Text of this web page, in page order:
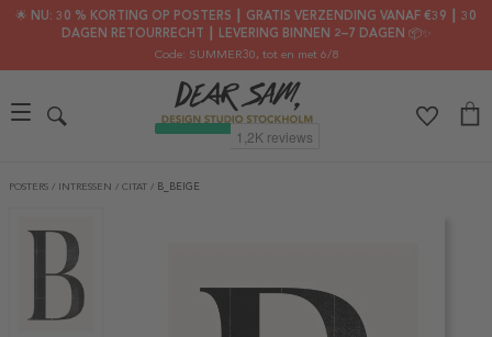
🌟 NU: 30 % KORTING OP POSTERS ┃ GRATIS VERZENDING VANAF €39 ┃ 30
DAGEN RETOURRECHT ┃ LEVERING BINNEN 2–7 DAGEN 📦✨
Code: SUMMER30, tot en met 6/8
POSTERS / INTRESSEN / CITAT / B_BEIGE